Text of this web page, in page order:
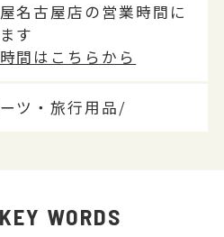
名古屋店の営業時間に
す
間はこちらから
ツ・旅行用品/
WORDS